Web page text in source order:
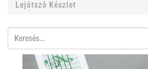
Lejátszó Készlet